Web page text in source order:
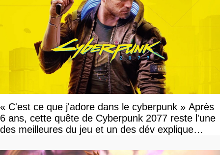
« C'est ce que j'adore dans le cyberpunk » Après
6 ans, cette quête de Cyberpunk 2077 reste l'une
des meilleures du jeu et un des dév explique